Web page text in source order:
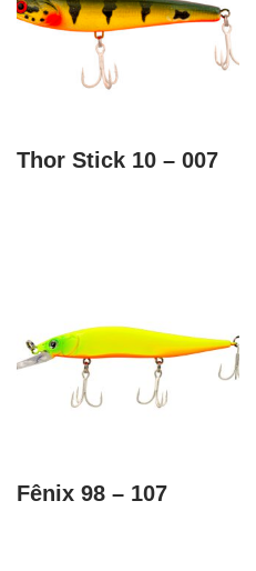
Thor Stick 10 – 007
Fênix 98 – 107